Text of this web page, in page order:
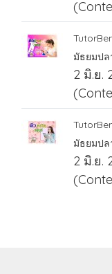
มัธยมปล
2 มิ.ย.
มัธยมปล
2 มิ.ย.